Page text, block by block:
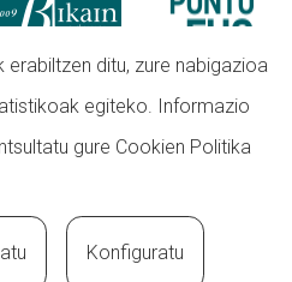
ditu, zure nabigazioa
egiteko. Informazio
gure Cookien Politika
Konfiguratu